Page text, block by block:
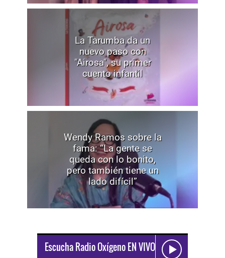
La Tarumba da un
nuevo paso con
"Airosa", su primer
cuento infantil
Wendy Ramos sobre la
fama: “La gente se
queda con lo bonito,
pero también tiene un
lado difícil”
Escucha Radio Oxígeno EN VIVO